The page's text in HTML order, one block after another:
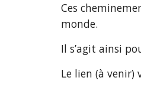
Ces
monde.
Il s’agit ainsi
Le lien (à venir)